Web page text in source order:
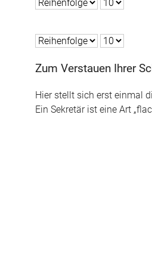
Zum Verstauen Ihrer
Hier stellt sich erst einmal
Ein Sekretär ist eine Art